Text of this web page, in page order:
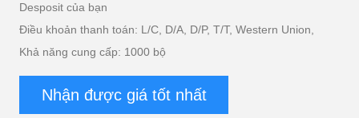
Desposit của bạn
Điều khoản thanh toán: L/C, D/A, D/P, T/T, Western Union,
Khả năng cung cấp: 1000 bộ
Nhận được giá tốt nhất